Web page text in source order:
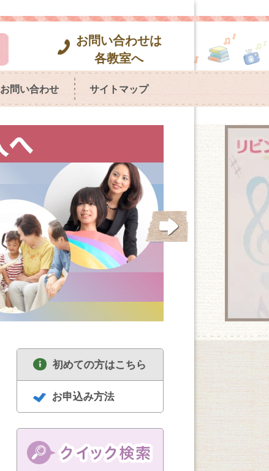
お問い合わせは
各教室へ
お問い合わせ サイトマップ
初めての方はこちら
お申込み方法